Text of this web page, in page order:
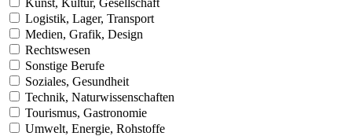
Logistik, Lager, Transport
Medien, Grafik, Design
Rechtswesen
Sonstige Berufe
Soziales, Gesundheit
Technik, Naturwissenschaften
Tourismus, Gastronomie
Umwelt, Energie, Rohstoffe